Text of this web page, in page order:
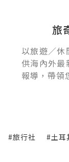
旅
以旅遊／休
供海內外
報導，帶領
#旅行社 #土耳